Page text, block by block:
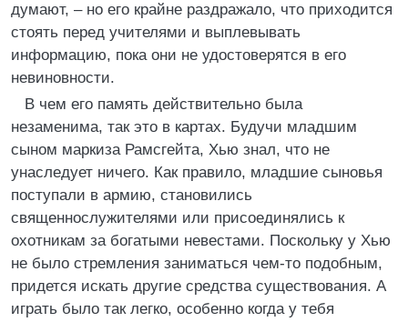
думают, – но его крайне раздражало, что приходится
стоять перед учителями и выплевывать
информацию, пока они не удостоверятся в его
невиновности.
В чем его память действительно была
незаменима, так это в картах. Будучи младшим
сыном маркиза Рамсгейта, Хью знал, что не
унаследует ничего. Как правило, младшие сыновья
поступали в армию, становились
священнослужителями или присоединялись к
охотникам за богатыми невестами. Поскольку у Хью
не было стремления заниматься чем-то подобным,
придется искать другие средства существования. А
играть было так легко, особенно когда у тебя